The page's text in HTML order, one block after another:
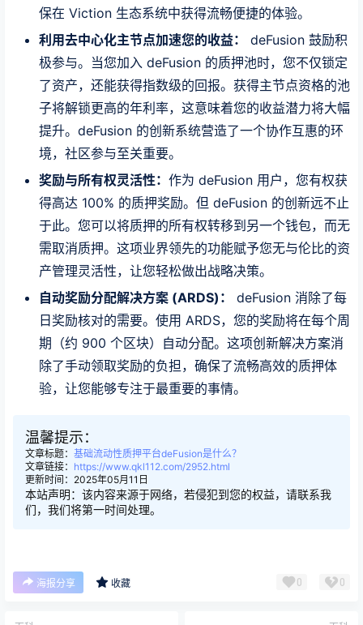
保在 Viction 生态系统中获得流畅便捷的体验。
利用去中心化主节点加速您的收益：
deFusion 鼓励积
极参与。当您加入 deFusion 的质押池时，您不仅锁定
了资产，还能获得指数级的回报。获得主节点资格的池
子将解锁更高的年利率，这意味着您的收益潜力将大幅
提升。deFusion 的创新系统营造了一个协作互惠的环
境，社区参与至关重要。
奖励与所有权灵活性： 作为 deFusion 用户，您有权获
得高达 100% 的质押奖励。但 deFusion 的创新远不止
于此。您可以将质押的所有权转移到另一个钱包，而无
需取消质押。这项业界领先的功能赋予您无与伦比的资
产管理灵活性，让您轻松做出战略决策。
自动奖励分配解决方案 (ARDS)：
deFusion 消除了每
日奖励核对的需要。使用 ARDS，您的奖励将在每个周
期（约 900 个区块）自动分配。这项创新解决方案消
除了手动领取奖励的负担，确保了流畅高效的质押体
验，让您能够专注于最重要的事情。
温馨提示：
文章标题： 基础流动性质押平台deFusion是什么？
文章链接： https://www.qkl112.com/2952.html
更新时间：2025年05月11日
本站声明：该内容来源于网络，若侵犯到您的权益，请联系我
们，我们将第一时间处理。
海报分享 收藏 0 0